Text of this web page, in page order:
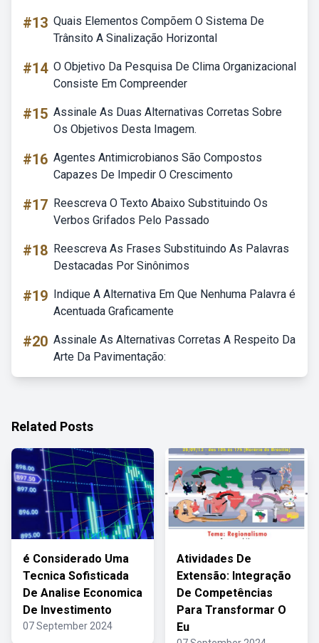
#13 Quais Elementos Compõem O Sistema De
Trânsito A Sinalização Horizontal
#14 O Objetivo Da Pesquisa De Clima Organizacional
Consiste Em Compreender
#15 Assinale As Duas Alternativas Corretas Sobre
Os Objetivos Desta Imagem.
#16 Agentes Antimicrobianos São Compostos
Capazes De Impedir O Crescimento
#17 Reescreva O Texto Abaixo Substituindo Os
Verbos Grifados Pelo Passado
#18 Reescreva As Frases Substituindo As Palavras
Destacadas Por Sinônimos
#19 Indique A Alternativa Em Que Nenhuma Palavra é
Acentuada Graficamente
#20 Assinale As Alternativas Corretas A Respeito Da
Arte Da Pavimentação:
Related Posts
é Considerado Uma
Tecnica Sofisticada
De Analise Economica
De Investimento
07 September 2024
Atividades De
Extensão: Integração
De Competências
Para Transformar O
Eu